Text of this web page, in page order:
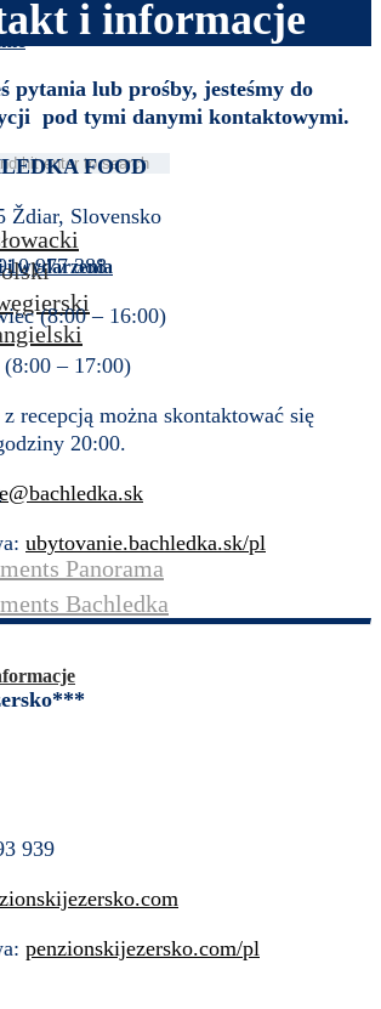
i wydarzenia
Panorama
Bachledka
i informacje
pytania lub prośby, jesteśmy do
pod tymi danymi kontaktowymi.
FOOD
Ždiar, Slovensko
977 388
(8:00 – 16:00)
– 17:00)
recepcją można skontaktować się
20:00.
ubytovanie.bachledka.sk/pl
939
penzionskijezersko.com/pl